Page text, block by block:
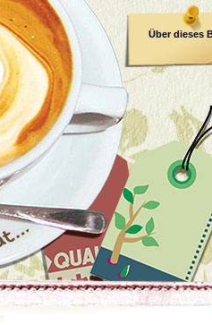
Über dieses